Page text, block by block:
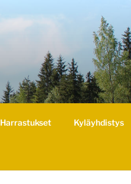
Harrastukset Kyläyhdistys